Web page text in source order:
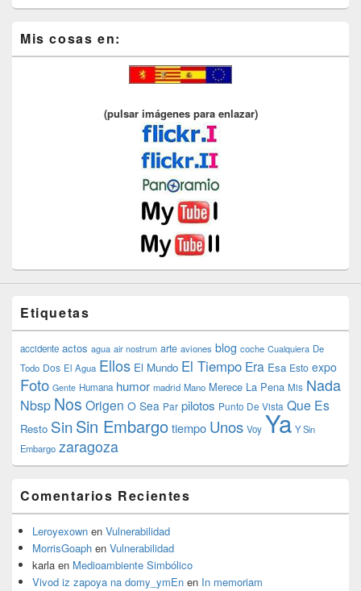
Mis cosas en:
(pulsar imágenes para enlazar)
Etiquetas
accidente actos agua air nostrum arte aviones blog coche Cualquiera De
Todo Dos El Agua Ellos El Mundo El Tiempo Era Esa Esto expo
Foto Gente Humana humor madrid Mano Merece La Pena Mis Nada
Nbsp Nos Origen O Sea Par pilotos Punto De Vista Que Es
Resto SinSin Embargotiempo Unos Voy Ya Y Sin
Embargo zaragoza
Comentarios Recientes
Leroyexown en Vulnerabilidad
MorrisGoaph en Vulnerabilidad
karla en Medioambiente Simbólico
Vivod iz zapoya na domy_ymEn en In memoriam